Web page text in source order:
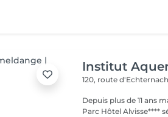
Institut
120, route d'Echternach
Depuis plus de 11 ans
Parc Hôtel Alvisse****